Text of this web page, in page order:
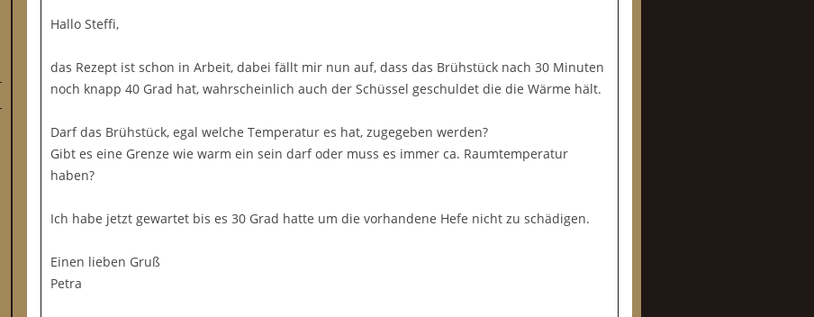
Hallo Steffi,
das Rezept ist schon in Arbeit, dabei fällt mir nun auf, dass das Brühstück nach 30 Minuten
noch knapp 40 Grad hat, wahrscheinlich auch der Schüssel geschuldet die die Wärme hält.
Darf das Brühstück, egal welche Temperatur es hat, zugegeben werden?
Gibt es eine Grenze wie warm ein sein darf oder muss es immer ca. Raumtemperatur
haben?
Ich habe jetzt gewartet bis es 30 Grad hatte um die vorhandene Hefe nicht zu schädigen.
Einen lieben Gruß
Petra